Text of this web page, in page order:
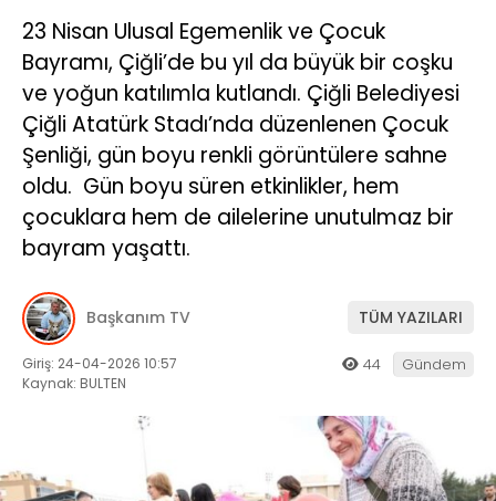
23 Nisan Ulusal Egemenlik ve Çocuk
Bayramı, Çiğli’de bu yıl da büyük bir coşku
ve yoğun katılımla kutlandı. Çiğli Belediyesi
Çiğli Atatürk Stadı’nda düzenlenen Çocuk
Şenliği, gün boyu renkli görüntülere sahne
oldu. Gün boyu süren etkinlikler, hem
çocuklara hem de ailelerine unutulmaz bir
bayram yaşattı.
Başkanım TV TÜM YAZILARI
Giriş: 24-04-2026 10:57
Kaynak: BULTEN
44 Gündem